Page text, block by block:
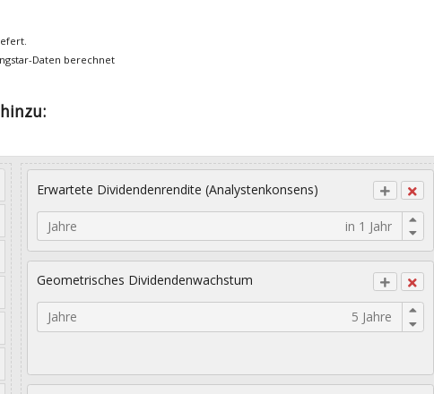
Daten berechnet
Erwartete Dividendenrendite (Analystenkonsens)
Jahre
Geometrisches Dividendenwachstum
Jahre